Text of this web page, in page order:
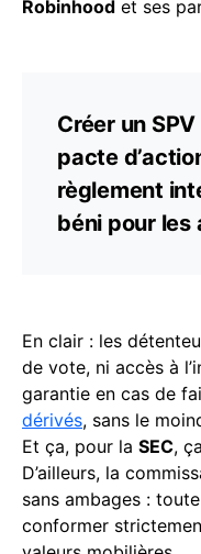
Robinhood et ses
Créer un
pacte
règlement
béni pour les
En clair : les
de vote, ni accès à
garantie en cas de
dérivés, sans le
Et ça, pour la SEC,
D’ailleurs, la
sans ambages :
conformer